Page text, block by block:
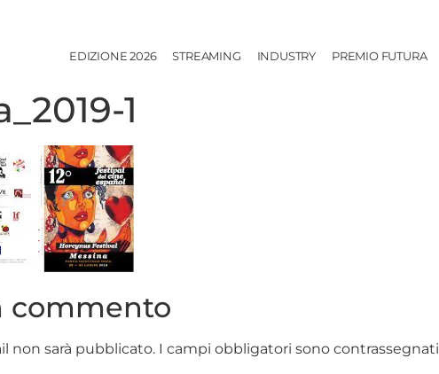
EDIZIONE 2026 STREAMING INDUSTRY PREMIO FUTURA
1
commento
non sarà pubblicato. I campi obbligatori sono contrassegnati